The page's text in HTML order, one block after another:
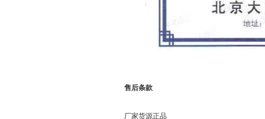
售后条款
厂家货源正品